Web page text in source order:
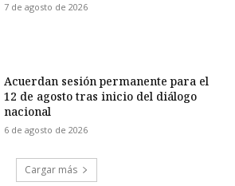
7 de agosto de 2026
Acuerdan sesión permanente para el
12 de agosto tras inicio del diálogo
nacional
6 de agosto de 2026
Cargar más